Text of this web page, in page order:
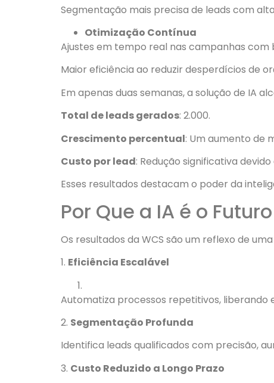
Segmentação mais precisa de leads com
Otimização Contínua
Ajustes em tempo real nas campanhas
Maior eficiência ao reduzir desperdícios de
Em apenas duas semanas, a solução de IA
Total de leads gerados: 2.000.
Crescimento percentual: Um aumento de
Custo por lead: Redução significativa
Esses resultados destacam o poder da
Por Que a IA é o
Os resultados da WCS são um reflexo de
1. Eficiência Escalável
Automatiza processos repetitivos,
2. Segmentação Profunda
Identifica leads qualificados com precisão,
3. Custo Reduzido a Longo Prazo